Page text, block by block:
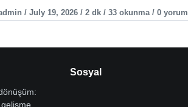
/ July 19, 2026 / 2 dk / 33 okunma / 0 yorum
Sosyal